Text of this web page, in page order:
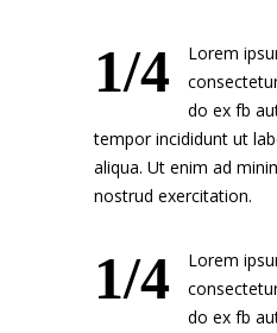
1/4
Lorem
do ex fb
tempor incididunt ut
aliqua. Ut enim ad
nostrud exercitation.
1/4
Lorem
do ex fb